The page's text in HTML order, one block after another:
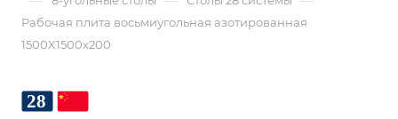
Рабочая плита восьмиугольная азотированная
1500X1500x200